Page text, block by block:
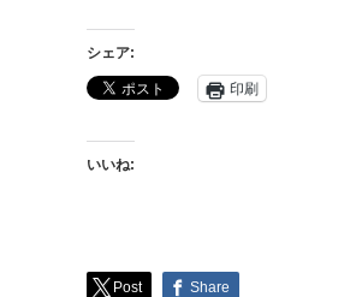
シェア:
印刷
いいね:
Post Share